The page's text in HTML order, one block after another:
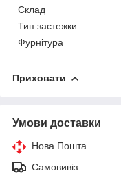
Склад
Тип застежки
Фурнітура
Приховати
Умови доставки
Нова Пошта
Самовивіз